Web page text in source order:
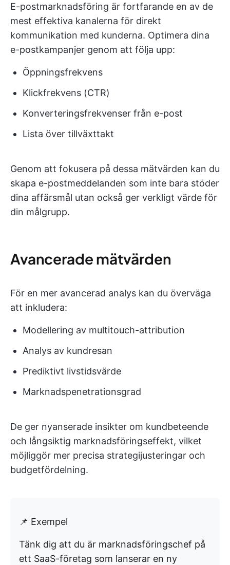
E-postmarknadsföring är fortfarande en av de
mest effektiva kanalerna för direkt
kommunikation med kunderna. Optimera dina
e-postkampanjer genom att följa upp:
Öppningsfrekvens
Klickfrekvens (CTR)
Konverteringsfrekvenser från e-post
Lista över tillväxttakt
Genom att fokusera på dessa mätvärden kan du
skapa e-postmeddelanden som inte bara stöder
dina affärsmål utan också ger verkligt värde för
din målgrupp.
Avancerade mätvärden
För en mer avancerad analys kan du överväga
att inkludera:
Modellering av multitouch-attribution
Analys av kundresan
Prediktivt livstidsvärde
Marknadspenetrationsgrad
De ger nyanserade insikter om kundbeteende
och långsiktig marknadsföringseffekt, vilket
möjliggör mer precisa strategijusteringar och
budgetfördelning.
📌 Exempel
Tänk dig att du är marknadsföringschef på
ett SaaS-företag som lanserar en ny